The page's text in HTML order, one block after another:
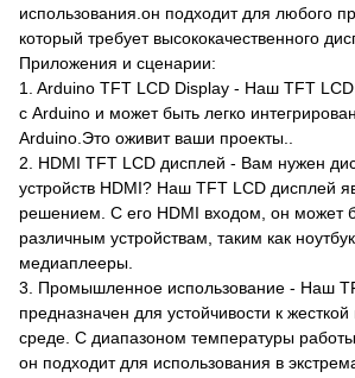
использования.он подходит для любого
который требует высококачественного
Приложения и сценарии:
1. Arduino TFT LCD Display - Наш TFT
с Arduino и может быть легко
Arduino.Это оживит ваши проекты..
2. HDMI TFT LCD дисплей - Вам нужен
устройств HDMI? Наш TFT LCD дисплей
решением. С его HDMI входом, он может
различным устройствам, таким как
медиаплееры.
3. Промышленное использование - Наш
предназначен для устойчивости к
среде. С диапазоном температуры
он подходит для использования в